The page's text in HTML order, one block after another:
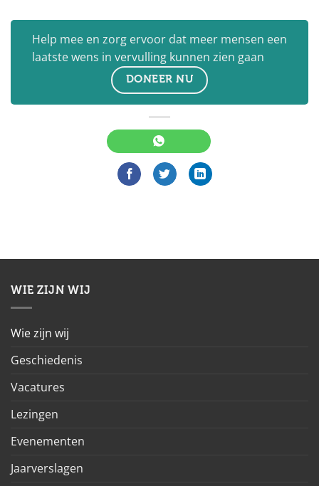
Help mee en zorg ervoor dat meer mensen een
laatste wens in vervulling kunnen zien gaan
DONEER NU
WIE ZIJN WIJ
Wie zijn wij
Geschiedenis
Vacatures
Lezingen
Evenementen
Jaarverslagen